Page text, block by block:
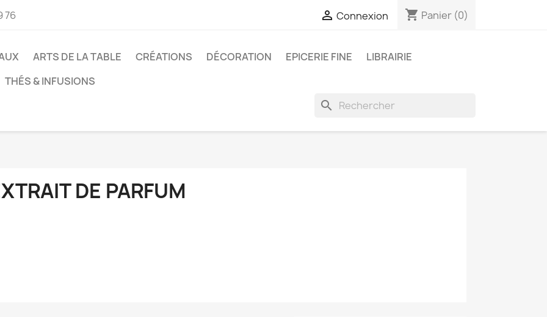
76  Connexion shopping_cart Panier (0)
ARTS DE LA TABLE CRÉATIONS DÉCORATION EPICERIE FINE
LIBRAIRIE
THÉS & INFUSIONS
search
DE PARFUM